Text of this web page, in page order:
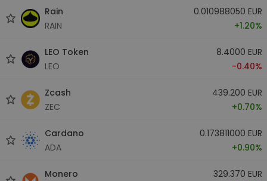
Rain
RAIN
0.010988050 EUR
+1.20%
LEO Token
LEO
8.4000 EUR
-0.40%
Zcash
ZEC
439.200 EUR
+0.70%
Cardano
ADA
0.173811000 EUR
+0.90%
Monero
329.370 EUR